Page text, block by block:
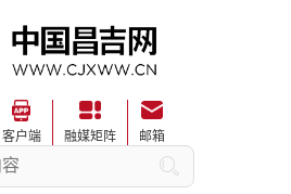
客户端 融媒矩阵 邮箱